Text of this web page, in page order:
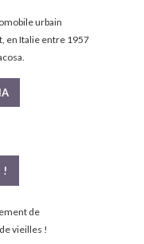
urbain
en Italie entre 1957
!
de
vieilles !